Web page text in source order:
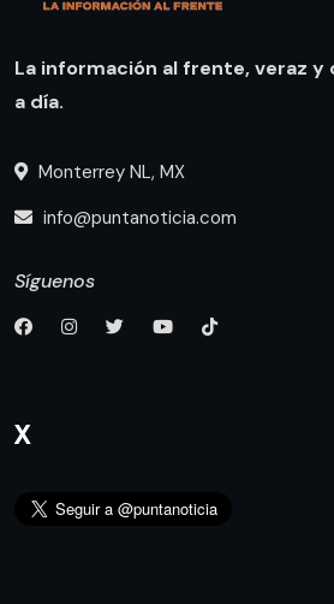
La información al frente, veraz y
a día.
Monterrey NL, MX
info@puntanoticia.com
Síguenos
X